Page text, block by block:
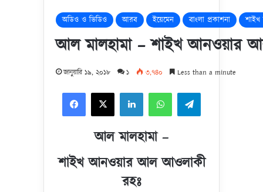
অডিও ও ভিডিও আরব ইয়েমেন বাংলা প্রকাশনা
আল মালহামা – শাইখ আনওয়ার
জানুয়ারি ১৯, ২০১৮ ১ ৩,৭৪০ Less than a minute
আল মালহামা –
শাইখ আনওয়ার আল আওলাকী
রহঃ